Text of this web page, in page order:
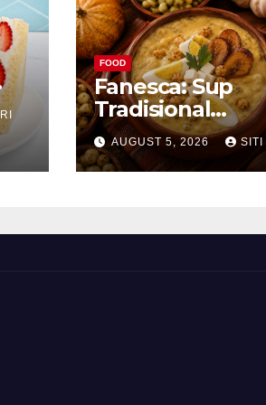
FOOD
Fanesca: Sup
Tradisional
Ekuador yang
Kaya Bahan dan
Rasa
AUGUST 5, 2026 SITI